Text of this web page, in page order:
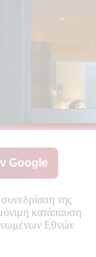
Google
της
κατάπαυση
Εθνών